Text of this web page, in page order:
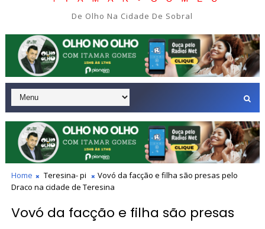
De Olho Na Cidade De Sobral
Home Teresina- pi
Vovó da facção e filha são presas pelo
Draco na cidade de Teresina
Vovó da facção e filha são presas